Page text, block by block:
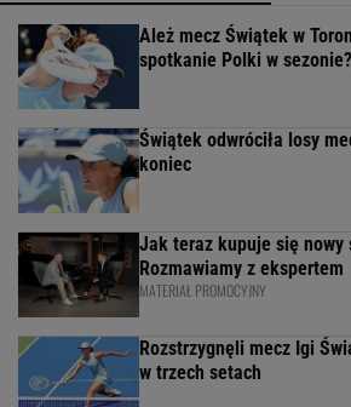
Ależ mecz Świątek w
spotkanie Polki w
Świątek odwróciła losy
koniec
Jak teraz kupuje się nowy
Rozmawiamy z ekspertem
MATERIAŁ PROMOCYJNY
Rozstrzygnęli mecz Igi
w trzech setach